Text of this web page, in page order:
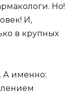
Но!
И,
в крупных
А именно: